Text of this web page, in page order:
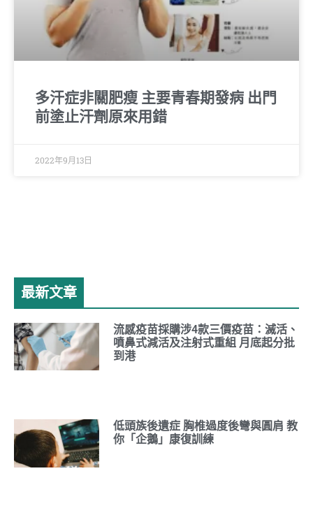
多汗症非關肥瘦 主要青春期發病 出門
前塗止汗劑原來用錯
2022年9月13日
最新文章
流感疫苗採購涉4款三價疫苗：滅活、
噴鼻式減活及注射式重組 月底起分批
到港
低頭族後遺症 胸椎過度後彎與圓肩 教
你「企鵝」康復訓練